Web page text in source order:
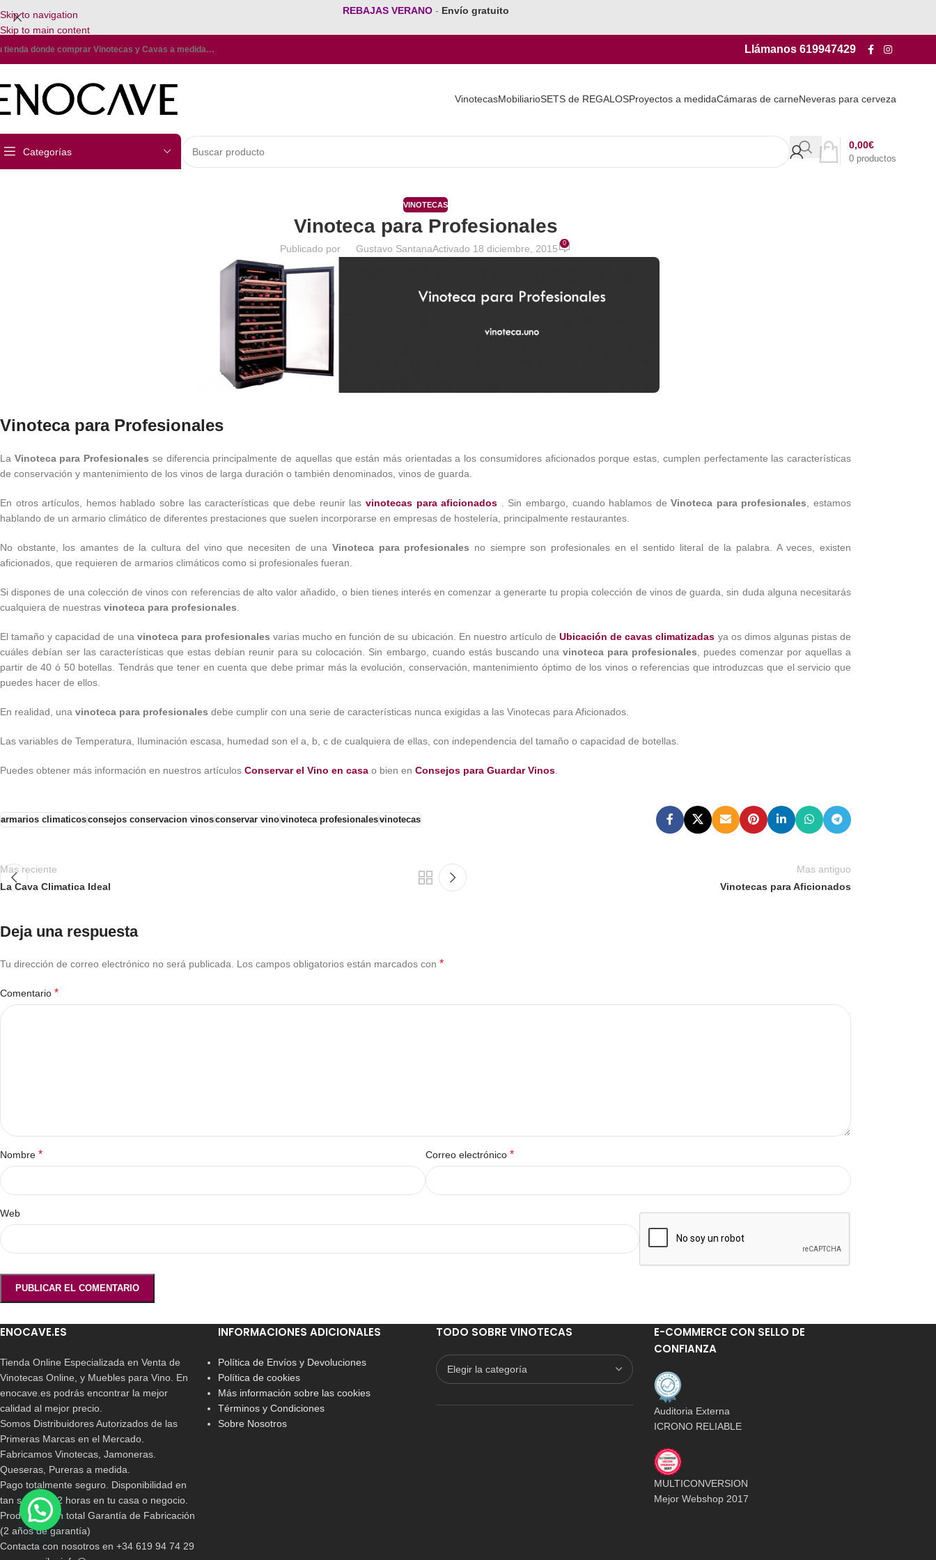
Skip to navigation
Skip to main content
REBAJAS VERANO - Envío gratuito
tienda donde comprar Vinotecas y Cavas a medida… Llámanos 619947429
VinotecasMobiliarioSETS de REGALOSProyectos a medidaCámaras de carneNeveras para cerveza
Categorías
0 productos
0,00€
VINOTECAS
Vinoteca para Profesionales
Publicado por Gustavo SantanaActivado 18 diciembre, 2015 0
Vinoteca para Profesionales
La Vinoteca para Profesionales se diferencia principalmente de aquellas que están más orientadas a los consumidores aficionados porque estas, cumplen perfectamente las características
de conservación y mantenimiento de los vinos de larga duración o también denominados, vinos de guarda.
En otros artículos, hemos hablado sobre las características que debe reunir las vinotecas para aficionados . Sin embargo, cuando hablamos deVinoteca para profesionales , estamos
hablando de un armario climático de diferentes prestaciones que suelen incorporarse en empresas de hostelería, principalmente restaurantes.
No obstante, los amantes de la cultura del vino que necesiten de una Vinoteca para profesionales no siempre son profesionales en el sentido literal de la palabra. A veces, existen
aficionados, que requieren de armarios climáticos como si profesionales fueran.
Si dispones de una colección de vinos con referencias de alto valor añadido, o bien tienes interés en comenzar a generarte tu propia colección de vinos de guarda, sin duda alguna necesitarás
cualquiera de nuestras vinoteca para profesionales
El tamaño y capacidad de una vinoteca para profesionales varias mucho en función de su ubicación. En nuestro artículo deUbicación de cavas climatizadas ya os dimos algunas pistas de
cuáles debían ser las características que estas debían reunir para su colocación. Sin embargo, cuando estás buscando una vinoteca para profesionales , puedes comenzar por aquellas a
partir de 40 ó 50 botellas. Tendrás que tener en cuenta que debe primar más la evolución, conservación, mantenimiento óptimo de los vinos o referencias que introduzcas que el servicio que
puedes hacer de ellos.
En realidad, una vinoteca para profesionales debe cumplir con una serie de características nunca exigidas a las Vinotecas para Aficionados.
Las variables de Temperatura, Iluminación escasa, humedad son el a, b, c de cualquiera de ellas, con independencia del tamaño o capacidad de botellas.
Puedes obtener más información en nuestros artículos Conservar el Vino en casa o bien en Consejos para Guardar Vinos
armarios climaticosconsejos conservacion vinosconservar vinovinoteca profesionalesvinotecas
Mas reciente
La Cava Climatica Ideal
Mas antiguo
Vinotecas para Aficionados
Deja una respuesta
Tu dirección de correo electrónico no será publicada. Los campos obligatorios están marcados con *
Comentario *
Nombre * Correo electrónico *
Web
ENOCAVE.ES
Tienda Online Especializada en Venta de
Vinotecas Online, y Muebles para Vino. En
enocave.es podrás encontrar la mejor
calidad al mejor precio.
Somos Distribuidores Autorizados de las
Primeras Marcas en el Mercado.
Fabricamos Vinotecas, Jamoneras.
Queseras, Pureras a medida.
Pago totalmente seguro. Disponibilidad en
tan solo 24/72 horas en tu casa o negocio.
Productos con total Garantía de Fabricación
(2 años de garantía)
Contacta con nosotros en +34 619 94 74 29
INFORMACIONES ADICIONALES
Política de Envíos y Devoluciones
Política de cookies
Más información sobre las cookies
Términos y Condiciones
Sobre Nosotros
TODO SOBRE VINOTECAS
E-COMMERCE CON SELLO DE
CONFIANZA
Auditoria Externa
ICRONO RELIABLE
MULTICONVERSION
Mejor Webshop 2017